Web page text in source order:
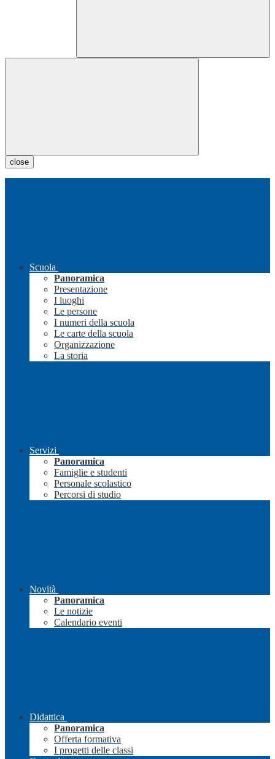
close
Scuola
Panoramica
Presentazione
I luoghi
Le persone
I numeri della scuola
Le carte della scuola
Organizzazione
La storia
Servizi
Panoramica
Famiglie e studenti
Personale scolastico
Percorsi di studio
Novità
Panoramica
Le notizie
Calendario eventi
Didattica
Panoramica
Offerta formativa
I progetti delle classi